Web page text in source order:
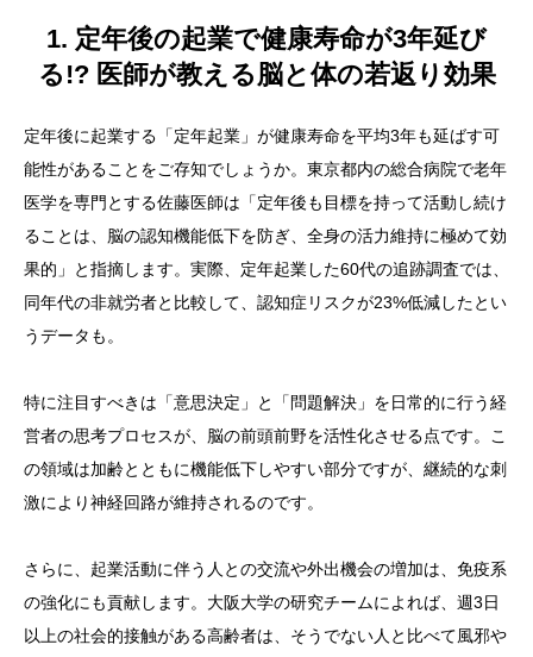
1. 定年後の起業で健康寿命が3年延び
る!? 医師が教える脳と体の若返り効果
定年後に起業する「定年起業」が健康寿命を平均3年も延ばす可
能性があることをご存知でしょうか。東京都内の総合病院で老年
医学を専門とする佐藤医師は「定年後も目標を持って活動し続け
ることは、脳の認知機能低下を防ぎ、全身の活力維持に極めて効
果的」と指摘します。実際、定年起業した60代の追跡調査では、
同年代の非就労者と比較して、認知症リスクが23%低減したとい
うデータも。
特に注目すべきは「意思決定」と「問題解決」を日常的に行う経
営者の思考プロセスが、脳の前頭前野を活性化させる点です。こ
の領域は加齢とともに機能低下しやすい部分ですが、継続的な刺
激により神経回路が維持されるのです。
さらに、起業活動に伴う人との交流や外出機会の増加は、免疫系
の強化にも貢献します。大阪大学の研究チームによれば、週3日
以上の社会的接触がある高齢者は、そうでない人と比べて風邪や